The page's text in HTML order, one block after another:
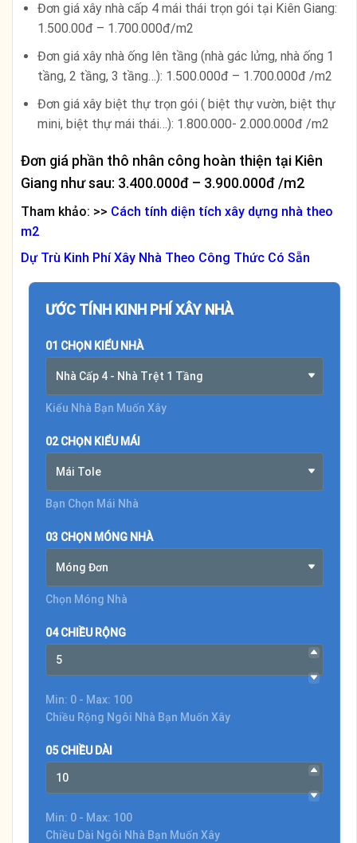
Đơn giá xây nhà cấp 4 mái thái trọn gói tại Kiên Giang:
1.500.00đ – 1.700.000đ/m2
Đơn giá xây nhà ống lên tầng (nhà gác lửng, nhà ống 1
tầng, 2 tầng, 3 tầng…): 1.500.000đ – 1.700.000đ /m2
Đơn giá xây biệt thự trọn gói ( biệt thự vườn, biệt thự
mini, biệt thự mái thái…): 1.800.000- 2.000.000đ /m2
Đơn giá phần thô nhân công hoàn thiện tại Kiên
Giang như sau: 3.400.000đ – 3.900.000đ /m2
Tham khảo: >> Cách tính diện tích xây dựng nhà theo
m2
Dự Trù Kinh Phí Xây Nhà Theo Công Thức Có Sẵn
ƯỚC TÍNH KINH PHÍ XÂY NHÀ
01 CHỌN KIỂU NHÀ
Nhà Cấp 4 - Nhà Trệt 1 Tầng
Kiểu Nhà Bạn Muốn Xây
02 CHỌN KIỂU MÁI
Mái Tole
Bạn Chọn Mái Nhà
03 CHỌN MÓNG NHÀ
Móng Đơn
Chọn Móng Nhà
04 CHIỀU RỘNG
Min: 0 - Max: 100
Chiều Rộng Ngôi Nhà Bạn Muốn Xây
05 CHIỀU DÀI
Min: 0 - Max: 100
Chiều Dài Ngôi Nhà Bạn Muốn Xây